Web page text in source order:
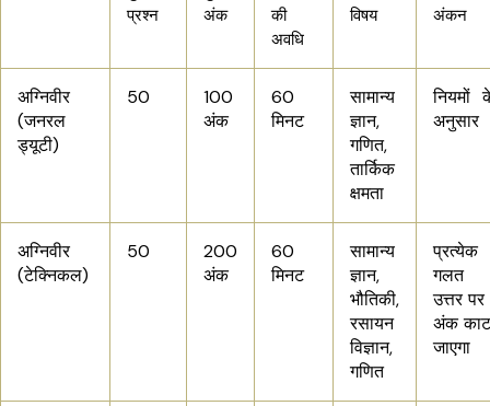
प्रश्न
अंक
की
अवधि
विषय
अंकन
अग्निवीर
(जनरल
ड्यूटी)
50
100
अंक
60
मिनट
सामान्य
ज्ञान,
गणित,
तार्किक
क्षमता
नियमों
अनुसार
अग्निवीर
(टेक्निकल)
50
200
अंक
60
मिनट
सामान्य
ज्ञान,
भौतिकी,
रसायन
विज्ञान,
गणित
प्रत्येक
गलत
उत्तर पर
अंक
जाएगा